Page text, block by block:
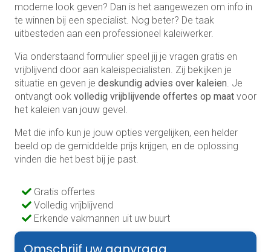
moderne look geven? Dan is het aangewezen om info in
te winnen bij een specialist. Nog beter? De taak
uitbesteden aan een professioneel kaleiwerker.
Via onderstaand formulier speel jij je vragen gratis en
vrijblijvend door aan kaleispecialisten. Zij bekijken je
situatie en geven je deskundig advies over kaleien . Je
ontvangt ook volledig vrijblijvende offertes op maat voor
het kaleien van jouw gevel.
Met die info kun je jouw opties vergelijken, een helder
beeld op de gemiddelde prijs krijgen, en de oplossing
vinden die het best bij je past.
Gratis offertes
Volledig vrijblijvend
Erkende vakmannen uit uw buurt